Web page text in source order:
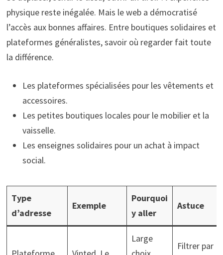
physique reste inégalée. Mais le web a démocratisé
l’accès aux bonnes affaires. Entre boutiques solidaires et
plateformes généralistes, savoir où regarder fait toute
la différence.
Les plateformes spécialisées pour les vêtements et
accessoires.
Les petites boutiques locales pour le mobilier et la
vaisselle.
Les enseignes solidaires pour un achat à impact
social.
Type
d’adresse
Exemple
Pourquoi
y aller
Astuce
Large
Filtrer par